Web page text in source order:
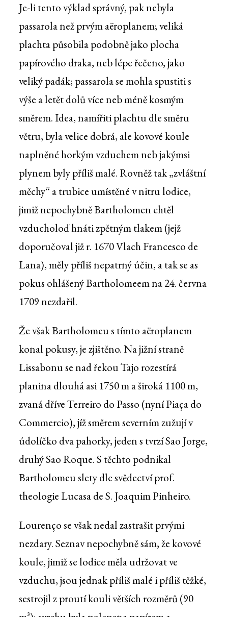
Je-li tento výklad správný, pak nebyla
passarola než prvým aëroplanem; veliká
plachta působila podobně jako plocha
papírového draka, neb lépe řečeno, jako
veliký padák; passarola se mohla spustiti s
výše a letět dolů více neb méně kosmým
směrem. Idea, namířiti plachtu dle směru
větru, byla velice dobrá, ale kovové koule
naplněné horkým vzduchem neb jakýmsi
plynem byly příliš malé. Rovněž tak „zvláštní
měchy“ a trubice umístěné v nitru lodice,
jimiž nepochybně Bartholomen chtěl
vzducholoď hnáti zpětným tlakem (jejž
doporučoval již r. 1670 Vlach Francesco de
Lana), měly příliš nepatrný účin, a tak se as
pokus ohlášený Bartholomeem na 24. června
1709 nezdařil.
Že však Bartholomeu s tímto aëroplanem
konal pokusy, je zjištěno. Na jižní straně
Lissabonu se nad řekou Tajo rozestírá
planina dlouhá asi 1750 m a široká 1100 m,
zvaná dříve Terreiro do Passo (nyní Piaça do
Commercio), jíž směrem severním zužují v
údolíčko dva pahorky, jeden s tvrzí Sao Jorge,
druhý Sao Roque. S těchto podnikal
Bartholomeu slety dle svědectví prof.
theologie Lucasa de S. Joaquim Pinheiro.
Lourenço se však nedal zastrašit prvými
nezdary. Seznav nepochybně sám, že kovové
koule, jimiž se lodice měla udržovat ve
vzduchu, jsou jednak příliš malé i příliš těžké,
sestrojil z proutí kouli větších rozměrů (90